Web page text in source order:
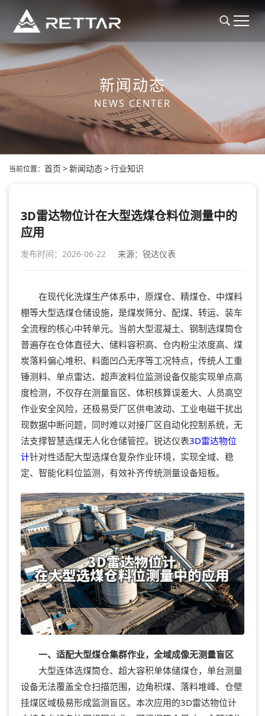
新闻动态
NEWS CENTER
当前位置： 首页 >新闻动态>行业知识
3D雷达物位计在大型选煤仓料位测量中的
应用
发布时间：2026-06-22 来源：锐达仪表
在现代化洗煤生产体系中，原煤仓、精煤仓、中煤料
棚等大型选煤仓储设施，是煤炭筛分、配煤、转运、装车
全流程的核心中转单元。当前大型混凝土、钢制选煤筒仓
普遍存在仓体直径大、储料容积高、仓内粉尘浓度高、煤
炭落料偏心堆积、料面凹凸无序等工况特点，传统人工重
锤测料、单点雷达、超声波料位监测设备仅能实现单点高
度检测，不仅存在测量盲区、体积核算误差大、人员高空
作业安全风险，还极易受厂区供电波动、工业电磁干扰出
现数据中断问题，同时难以对接厂区自动化控制系统，无
法支撑智慧选煤无人化仓储管控。锐达仪表3D雷达物位
计针对性适配大型选煤仓复杂作业环境，实现全域、稳
定、智能化料位监测，有效补齐传统测量设备短板。
一、适配大型煤仓集群作业，全域成像无测量盲区
大型连体选煤筒仓、超大容积单体储煤仓，单台测量
设备无法覆盖全仓扫描范围，边角积煤、落料堆峰、仓壁
挂煤区域极易形成监测盲区。本次应用的3D雷达物位计